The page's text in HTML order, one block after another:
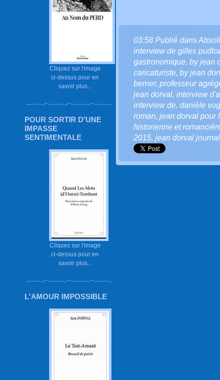
Cliquez sur l'image
ci-dessus pour en
savoir plus...
POUR SORTIR D'UNE
IMPASSE
SENTIMENTALE
Cliquez sur l'image
ci-dessus pour en
savoir plus...
L'AMOUR IMPOSSIBLE
03:58 Publié dans
interview de gilles
gastronomique, by jean
caricaturiste, by jean
berner, professeur
jean dorval, interview
interview de, danièle
roman, jean dorval pour
historienne et
2015, jean dorval